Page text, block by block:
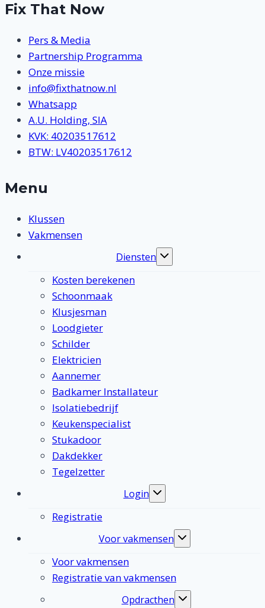
Fix That Now
Pers & Media
Partnership Programma
Onze missie
info@fixthatnow.nl
Whatsapp
A.U. Holding, SIA
KVK: 40203517612
BTW: LV40203517612
Menu
Klussen
Vakmensen
Diensten
Toggle
Kosten berekenen
Schoonmaak
Klusjesman
Loodgieter
Schilder
Elektricien
Aannemer
Badkamer Installateur
Isolatiebedrijf
Keukenspecialist
Stukadoor
Dakdekker
Tegelzetter
Login
Toggle
Registratie
Voor vakmensen
Toggle
Voor vakmensen
Registratie van vakmensen
Opdracthen
Toggle